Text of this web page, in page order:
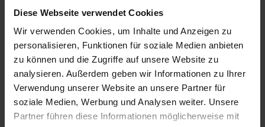
Diese Webseite verwendet Cookies
Wir verwenden Cookies, um Inhalte und Anzeigen zu
personalisieren, Funktionen für soziale Medien anbieten
zu können und die Zugriffe auf unsere Website zu
analysieren. Außerdem geben wir Informationen zu Ihrer
Verwendung unserer Website an unsere Partner für
soziale Medien, Werbung und Analysen weiter. Unsere
Partner führen diese Informationen möglicherweise mit
Due DiligenceGebäudezertifizierungGutachten
Referenzen
Bildung & Kultur
Bildung & Kultur
„Moldau-Philharmonie“, Prag